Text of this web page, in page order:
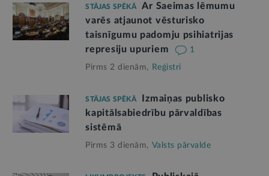
STĀJAS SPĒKĀ
Ar Saeimas lēmumu
varēs atjaunot vēsturisko
taisnīgumu padomju psihiatrijas
represiju upuriem
1
Pirms 2 dienām, Reģistri
STĀJAS SPĒKĀ
Izmaiņas publisko
kapitālsabiedrību pārvaldības
sistēmā
Pirms 3 dienām, Valsts pārvalde